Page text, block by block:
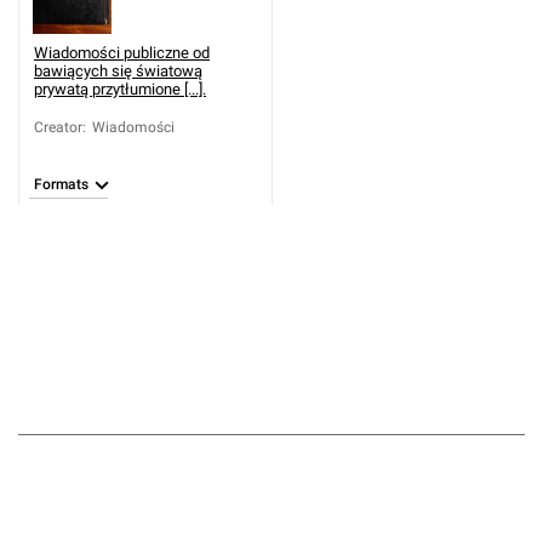
Wiadomości publiczne od
bawiących się światową
prywatą przytłumione [...].
Creator: Wiadomości
Formats